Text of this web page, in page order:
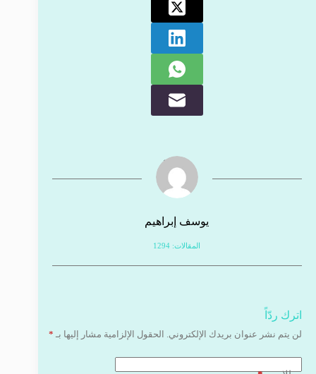
يوسف إبراهيم
المقالات: 1294
اترك ردّاً
لن يتم نشر عنوان بريدك الإلكتروني. الحقول الإلزامية مشار إليها بـ *